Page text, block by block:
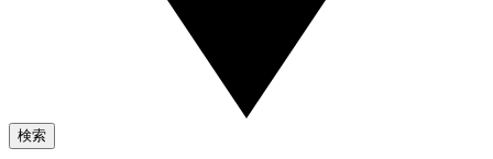
検索